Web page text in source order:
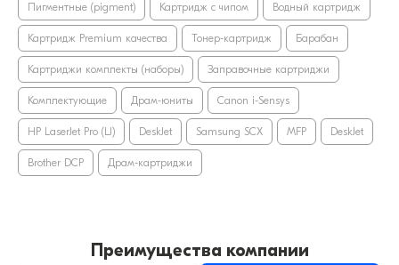
Пигментные (pigment) Картридж с чипом Водный картридж
Картридж Premium качества Тонер-картридж Барабан
Картриджи комплекты (наборы) Заправочные картриджи
Комплектующие Драм-юниты Canon i-Sensys
HP LaserJet Pro (LJ) DeskJet Samsung SCX MFP DeskJet
Brother DCP Драм-картриджи
Преимущества компании